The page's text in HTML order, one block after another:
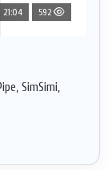
21:04 592
SimSimi,